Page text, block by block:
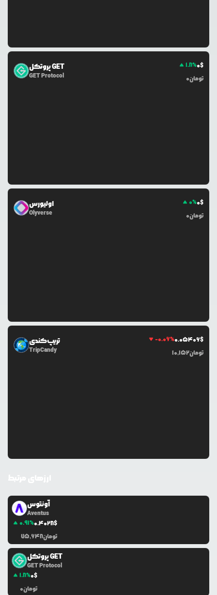
پروتکل GET
GET Protocol
1.8%0$
0تومان
اولیورس
Olyverse
0%0$
0تومان
تریپ‌کندی
TripCandy
-0.06%0.05406$
10,152تومان
آونتوس
Aventus
0.91%0.4028$
75,648تومان
پروتکل GET
GET Protocol
1.8%0$
0تومان